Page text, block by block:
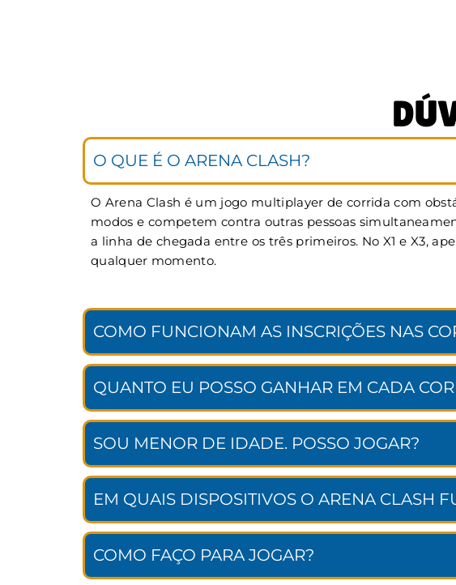
O QUE É O ARENA CLASH?
O Arena Clash é um jogo multiplayer de corrida com
modos e competem contra outras pessoas
a linha de chegada entre os três primeiros. No X1 e X3,
qualquer momento.
COMO FUNCIONAM AS INSCRIÇÕES NAS
QUANTO EU POSSO GANHAR EM CADA
SOU MENOR DE IDADE. POSSO JOGAR?
EM QUAIS DISPOSITIVOS O ARENA CLASH
COMO FAÇO PARA JOGAR?